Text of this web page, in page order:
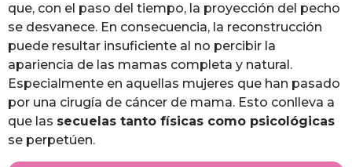
que, con el paso del tiempo, la proyección del pecho
se desvanece. En consecuencia, la reconstrucción
puede resultar insuficiente al no percibir la
apariencia de las mamas completa y natural.
Especialmente en aquellas mujeres que han pasado
por una cirugía de cáncer de mama. Esto conlleva a
que las secuelas tanto físicas como psicológicas
se perpetúen.